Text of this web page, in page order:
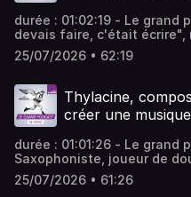
durée : 01:02:19 - Le grand podcast de voyage - "Ce que je
devais faire, c'était écrire",
Vazquez tandis qu'elle
voix d'un texte. Comment
la poésie contemporaine que
Christine Bernard, Alexandra
aimez ce podcast ? Pour
25/07/2026 • 62:19
Thylacine,
créer une
durée : 01:01:26 - Le grand podcast de voyage -
Saxophoniste, joueur de
Thylacine nous invite à
explorations sonores et
25/07/2026 • 61:26